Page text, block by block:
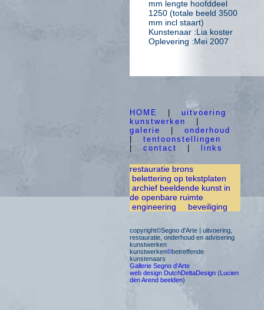
mm lengte hoofddeel
1250 (totale beeld 3500
mm incl staart)
Kunstenaar :Lia koster
Oplevering :Mei 2007
HOME
uitvoering
kunstwerken
galerie
onderhoud
tentoonstellingen
contact links
restauratie brons
belettering op tekstplaten
archief beeldende kunst in
de openbare ruimte
engineering
beveiliging
copyright©Segno d'Arte | uitvoering,
restauratie, onderhoud en advisering
kunstwerken
kunstwerken©betreffende
kunstenaars
Gallerie Segno d'Arte
web design DutchDeltaDesign (Lucien
den Arend beelden)